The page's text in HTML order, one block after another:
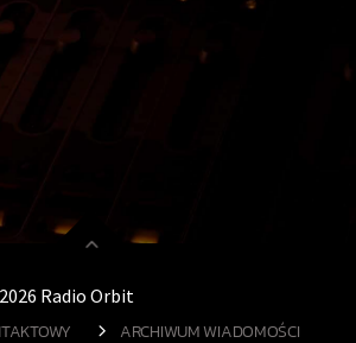
Radio Orbit
ARCHIWUM WIADOMOŚCI